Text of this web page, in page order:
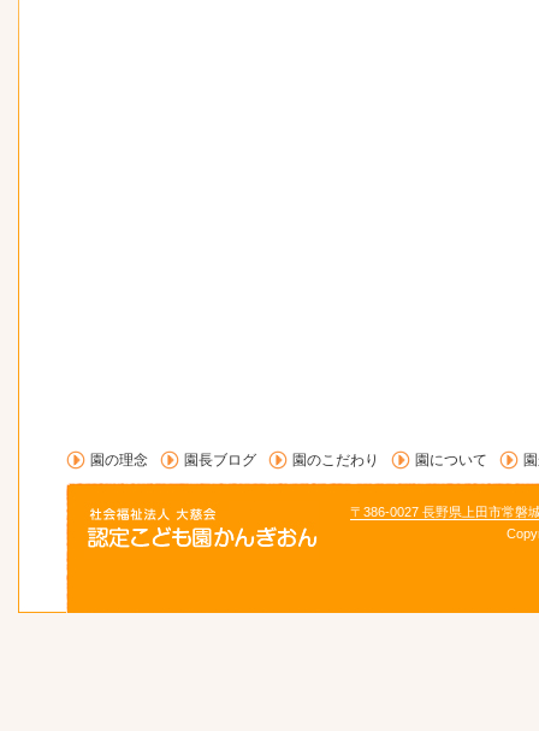
園の理念 園長ブログ 園のこだわり 園について
〒386-0027 長野県上田市常磐